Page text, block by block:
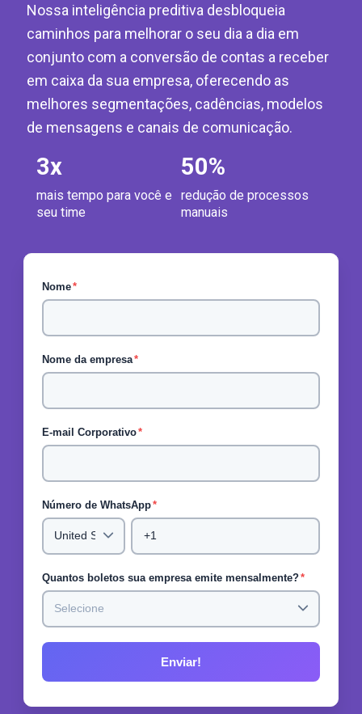
Nossa inteligência preditiva desbloqueia
caminhos para melhorar o seu dia a dia em
conjunto com a conversão de contas a receber
em caixa da sua empresa, oferecendo as
melhores segmentações, cadências, modelos
de mensagens e canais de comunicação.
3x
mais tempo para você e
seu time
50%
redução de processos
manuais
Nome*
Nome da empresa*
E-mail Corporativo*
Número de WhatsApp*
Quantos boletos sua empresa emite mensalmente?*